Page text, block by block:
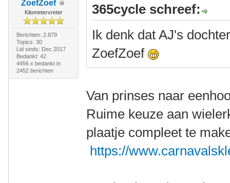
ZoefZoef
Kilometervreter
Berichten: 2.879
Topics: 30
Lid sinds: Dec 2017
Bedankt: 42
4456 x bedankt in
2452 berichten
365cycle schreef:
Ik denk dat AJ's
ZoefZoef
Van prinses naar
Ruime keuze aan
plaatje compleet te
https://